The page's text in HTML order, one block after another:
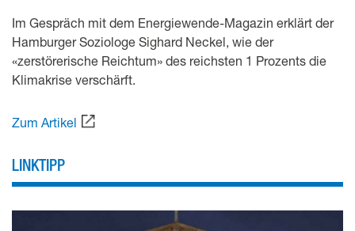
Im Gespräch mit dem Energiewende-Magazin erklärt der
Hamburger Soziologe Sighard Neckel, wie der
«zerstörerische Reichtum» des reichsten 1 Prozents die
Klimakrise verschärft.
Zum Artikel
LINKTIPP